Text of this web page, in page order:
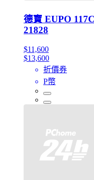
德寶 EUPO
21828
$11,600
$13,600
折價券
P幣